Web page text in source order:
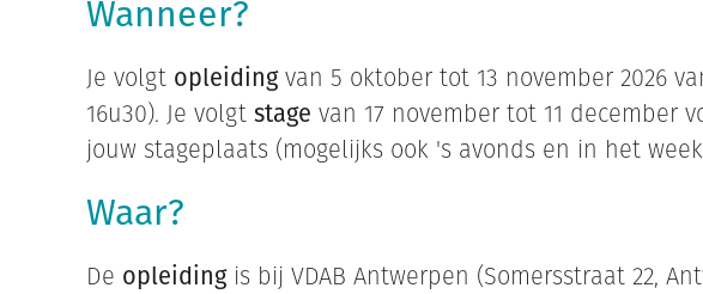
Wanneer?
Je volgt opleidingvan 5 oktober tot 13 november 2026
16u30). Je volgt stage van 17 november tot 11 december
jouw stageplaats (mogelijks ook 's avonds en in het
Waar?
De opleidingis bij VDAB Antwerpen (Somersstraat 22,